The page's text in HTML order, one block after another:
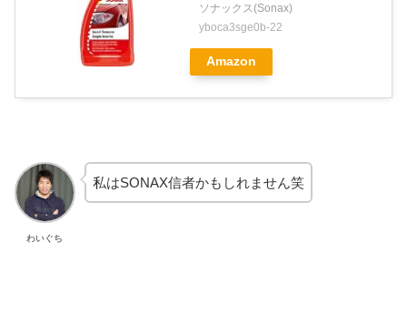
ソナックス(Sonax)
yboca3sge0b-22
Amazon
わいぐち
私はSONAX信者かもしれません笑